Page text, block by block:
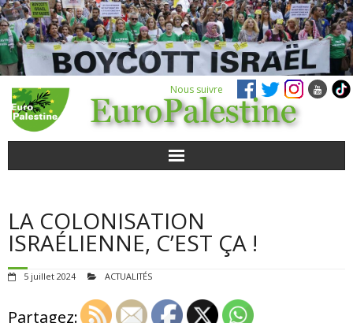
Nous suivre
POUR AGIR
LA COLONISATION
ISRAÉLIENNE, C’EST ÇA !
5 juillet 2024 ACTUALITÉS
Partagez: